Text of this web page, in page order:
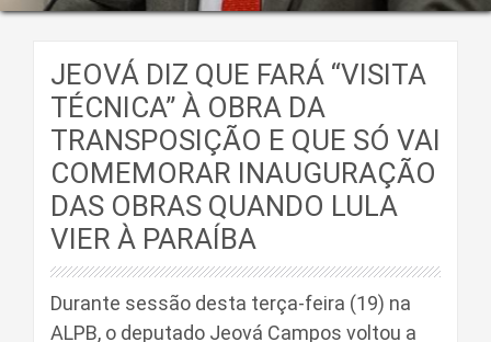
JEOVÁ DIZ QUE FARÁ “VISITA
TÉCNICA” À OBRA DA
TRANSPOSIÇÃO E QUE SÓ VAI
COMEMORAR INAUGURAÇÃO
DAS OBRAS QUANDO LULA
VIER À PARAÍBA
Durante sessão desta terça-feira (19) na
ALPB, o deputado Jeová Campos voltou a